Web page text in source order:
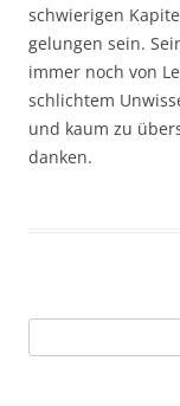
schwierigen
gelungen sein.
immer noch von
schlichtem
und kaum zu
danken.
u